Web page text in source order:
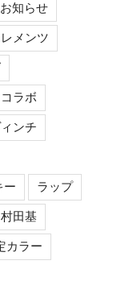
お知らせ
メンツ
コラボ
ンチ
ー ラップ
村田基
カラー